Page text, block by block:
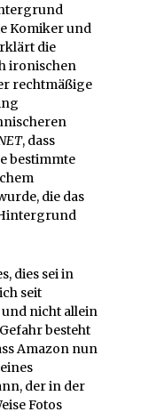
Komiker und
die
ironischen
rechtmäßige
, dass
bestimmte
die das
dies sei in
seit
nicht allein
besteht
Amazon nun
der in der
Fotos